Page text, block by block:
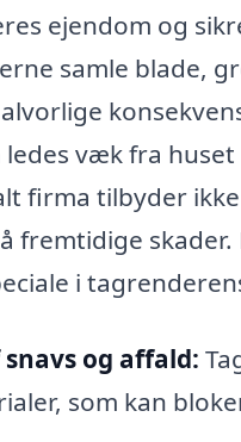
ejendom og
samle blade,
ledes væk fra
firma tilbyder
fremtidige
i
og affald:
som kan